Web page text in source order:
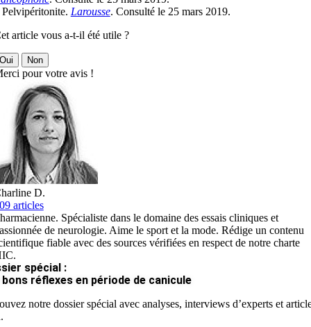
Pelvipéritonite. Larousse. Consulté le 25 mars 2019.
article vous a-t-il été utile ?
Non
pour votre avis !
D.
articles
Spécialiste dans le domaine des essais cliniques et
de neurologie. Aime le sport et la mode. Rédige un contenu
fiable avec des sources vérifiées en respect de notre charte
spécial :
bons réflexes en période de canicule
notre dossier spécial avec analyses, interviews d’experts et